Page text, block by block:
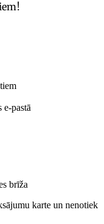
e-pastā
brīža
karte un nenotiek